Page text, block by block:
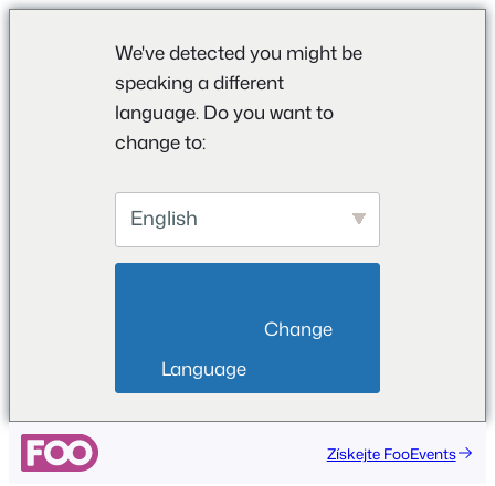
We've detected you might be
speaking a different
language. Do you want to
change to:
English
Language
Získejte FooEvents